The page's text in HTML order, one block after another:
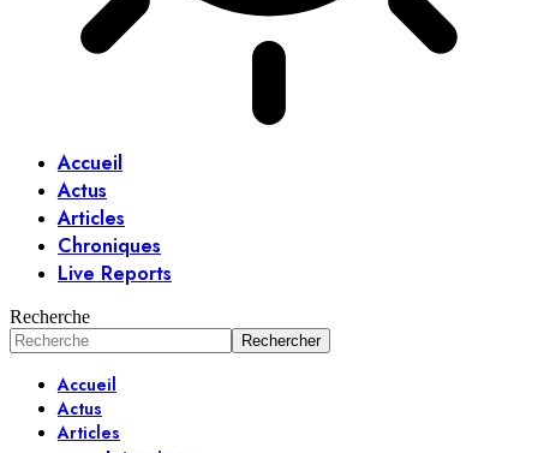
Accueil
Actus
Articles
Chroniques
Live Reports
Recherche
Accueil
Actus
Articles